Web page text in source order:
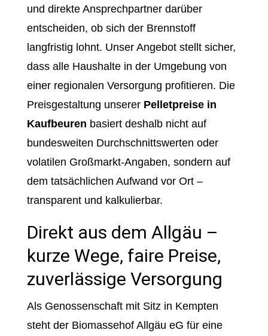
und direkte Ansprechpartner darüber
entscheiden, ob sich der Brennstoff
langfristig lohnt. Unser Angebot stellt sicher,
dass alle Haushalte in der Umgebung von
einer regionalen Versorgung profitieren. Die
Preisgestaltung unserer Pelletpreise in
Kaufbeuren basiert deshalb nicht auf
bundesweiten Durchschnittswerten oder
volatilen Großmarkt-Angaben, sondern auf
dem tatsächlichen Aufwand vor Ort –
transparent und kalkulierbar.
Direkt aus dem Allgäu –
kurze Wege, faire Preise,
zuverlässige Versorgung
Als Genossenschaft mit Sitz in Kempten
steht der Biomassehof Allgäu eG für eine